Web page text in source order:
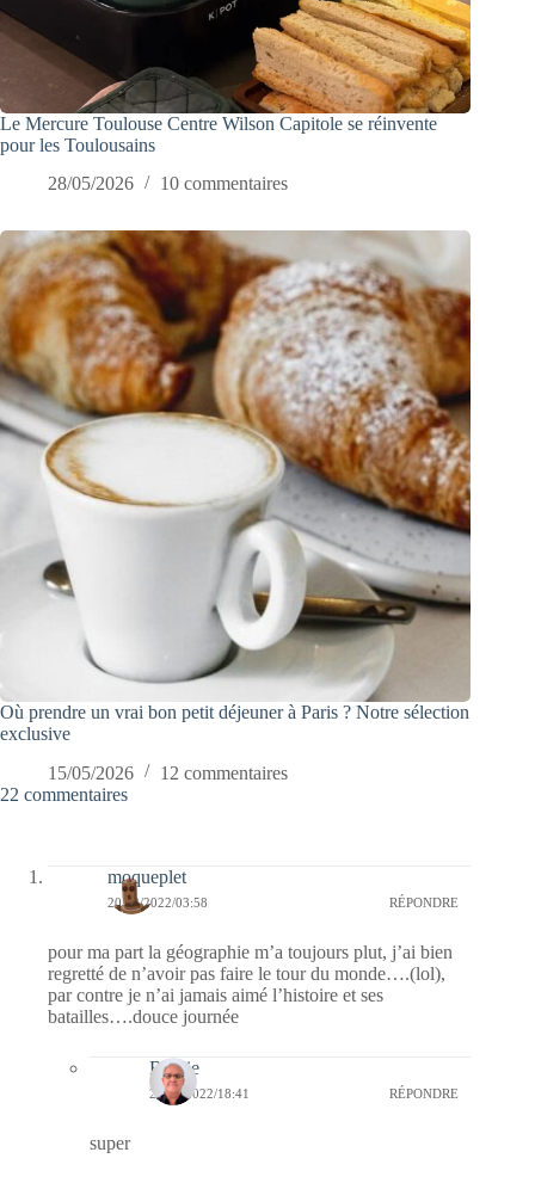
Le Mercure Toulouse Centre Wilson Capitole se réinvente
pour les Toulousains
28/05/2026
10 commentaires
Où prendre un vrai bon petit déjeuner à Paris ? Notre sélection
exclusive
15/05/2026
12 commentaires
22 commentaires
moqueplet
20/02/2022/03:58 RÉPONDRE
pour ma part la géographie m’a toujours plut, j’ai bien
regretté de n’avoir pas faire le tour du monde….(lol),
par contre je n’ai jamais aimé l’histoire et ses
batailles….douce journée
Bernie
25/02/2022/18:41 RÉPONDRE
super